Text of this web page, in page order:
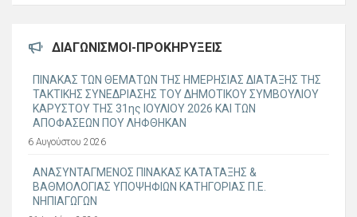
ΔΙΑΓΩΝΙΣΜΟΊ-ΠΡΟΚΗΡΎΞΕΙΣ
ΠΙΝΑΚΑΣ ΤΩΝ ΘΕΜΑΤΩΝ ΤΗΣ ΗΜΕΡΗΣΙΑΣ ΔΙΑΤΑΞΗΣ ΤΗΣ
ΤΑΚΤΙΚΗΣ ΣΥΝΕΔΡΙΑΣΗΣ ΤΟΥ ΔΗΜΟΤΙΚΟΥ ΣΥΜΒΟΥΛΙΟΥ
ΚΑΡΥΣΤΟΥ ΤΗΣ 31ης ΙΟΥΛΙΟΥ 2026 ΚΑΙ ΤΩΝ
ΑΠΟΦΑΣΕΩΝ ΠΟΥ ΛΗΦΘΗΚΑΝ
6 Αυγούστου 2026
ΑΝΑΣΥΝΤΑΓΜΕΝΟΣ ΠΙΝΑΚΑΣ ΚΑΤΑΤΑΞΗΣ &
ΒΑΘΜΟΛΟΓΙΑΣ ΥΠΟΨΗΦΙΩΝ ΚΑΤΗΓΟΡΙΑΣ Π.Ε.
ΝΗΠΙΑΓΩΓΩΝ